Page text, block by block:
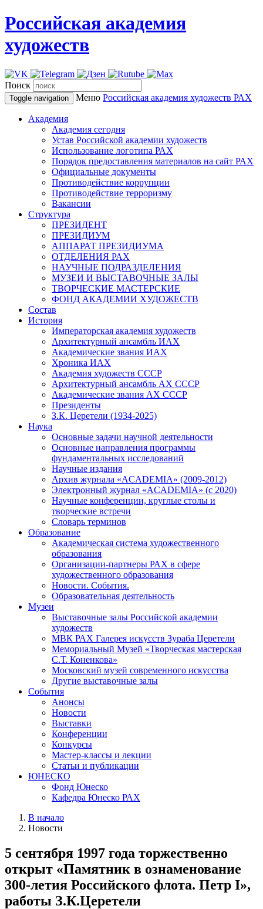
Российская академия
художеств
Поиск
Toggle navigation Меню Российская академия художеств РАХ
Академия
Академия сегодня
Устав Российской академии художеств
Использование логотипа РАХ
Порядок предоставления материалов на сайт РАХ
Официальные документы
Противодействие коррупции
Противодействие терроризму
Вакансии
Структура
ПРЕЗИДЕНТ
ПРЕЗИДИУМ
АППАРАТ ПРЕЗИДИУМА
ОТДЕЛЕНИЯ РАХ
НАУЧНЫЕ ПОДРАЗДЕЛЕНИЯ
МУЗЕИ И ВЫСТАВОЧНЫЕ ЗАЛЫ
ТВОРЧЕСКИЕ МАСТЕРСКИЕ
ФОНД АКАДЕМИИ ХУДОЖЕСТВ
Состав
История
Императорская академия художеств
Архитектурный ансамбль ИАХ
Академические звания ИАХ
Хроника ИАХ
Академия художеств СССР
Архитектурный ансамбль АХ СССР
Академические звания АХ СССР
Президенты
З.К. Церетели (1934-2025)
Наука
Основные задачи научной деятельности
Основные направления программы
фундаментальных исследований
Научные издания
Архив журнала «ACADEMIA» (2009-2012)
Электронный журнал «ACADEMIA» (с 2020)
Научные конференции, круглые столы и
творческие встречи
Словарь терминов
Образование
Академическая система художественного
образования
Организации-партнеры РАХ в сфере
художественного образования
Новости. События.
Образовательная деятельность
Музеи
Выставочные залы Российской академии
художеств
МВК РАХ Галерея искусств Зураба Церетели
Мемориальный Музей «Творческая мастерская
С.Т. Коненкова»
Московский музей современного искусства
Другие выставочные залы
События
Анонсы
Новости
Выставки
Конференции
Конкурсы
Мастер-классы и лекции
Статьи и публикации
ЮНЕСКО
Фонд Юнеско
Кафедра Юнеско РАХ
В начало
Новости
5 сентября 1997 года торжественно
открыт «Памятник в ознаменование
300-летия Российского флота. Петр I»,
работы З.К.Церетели